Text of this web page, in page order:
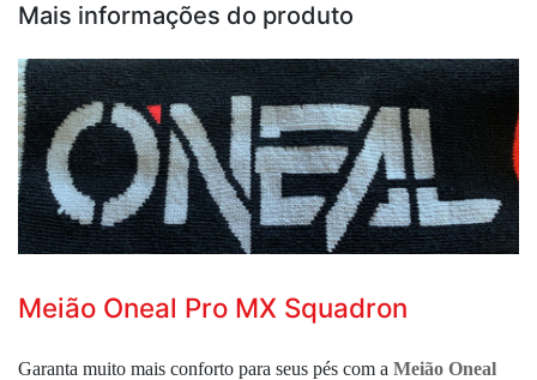
Mais informações do produto
Meião Oneal Pro MX Squadron
Garanta muito mais conforto para seus pés com a Meião Oneal